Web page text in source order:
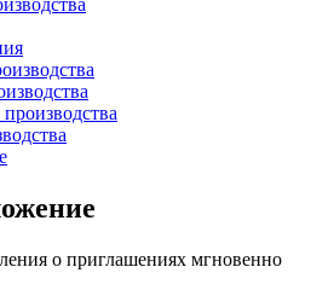
о приглашениях мгновенно